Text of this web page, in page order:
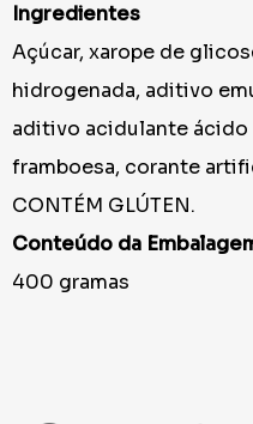
Ingredientes
Açúcar, xarope de
hidrogenada, aditivo
aditivo acidulante
framboesa, corante
CONTÉM GLÚTEN.
Conteúdo da
400 gramas